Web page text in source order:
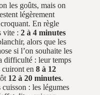
les goûts, mais on
légèrement
En règle
vite : 2 à 4 minutes
alors que les
si l’on souhaite les
difficulté : leur temps
cuiront en 8 à 12
12 à 20 minutes.
: les légumes